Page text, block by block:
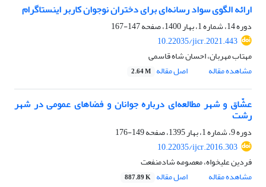
ارائه الگوی سواد رسانه‌ای برای دختران نوجوان کاربر اینستاگرام
دوره 14، شماره 1، بهار 1400، صفحه
147-167
10.22035/jicr.2021.443
مهتاب مهربان، احسان شاه قاسمی
مشاهده مقاله
اصل مقاله 2.64 M
عشّاق و شهر مطالعه‌ای درباره جوانان و فضاهای عمومی‌‌ در شهر
رشت
دوره 9، شماره 1، بهار 1395، صفحه
149-176
10.22035/ijcr.2016.303
فردین علیخواه، معصومه شادمنفعت
مشاهده مقاله
اصل مقاله 887.89 K